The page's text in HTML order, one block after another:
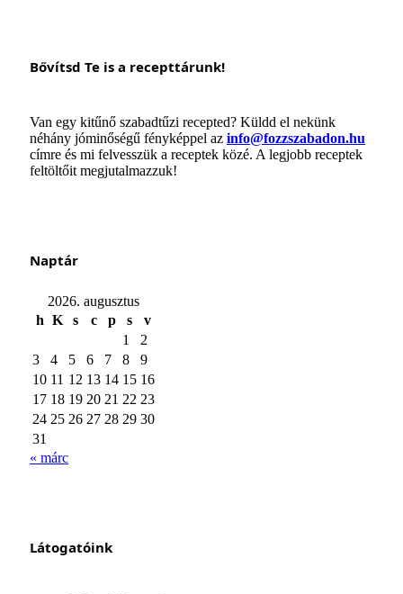
Bővítsd Te is a recepttárunk!
Van egy kitűnő szabadtűzi recepted? Küldd el nekünk
néhány jóminőségű fényképpel az info@fozzszabadon.hu
címre és mi felvesszük a receptek közé. A legjobb receptek
feltöltőit megjutalmazzuk!
Naptár
2026. augusztus
h K s c p s
v
1
2
3
4 5 6 7 8
9
10 11 12 13 14 15 16
17 18 19 20 21 22 23
24 25 26 27 28 29 30
31
« márc
Látogatóink